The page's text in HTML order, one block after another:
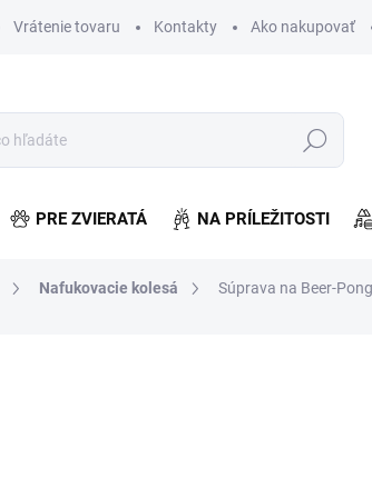
Vrátenie tovaru Kontakty Ako nakupovať
Hľadať
PRE ZVIERATÁ NA PRÍLEŽITOSTI
Nafukovacie kolesá Súprava na Beer-Pong